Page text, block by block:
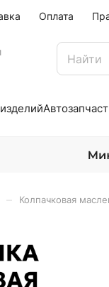
Оплата
Колпачковая